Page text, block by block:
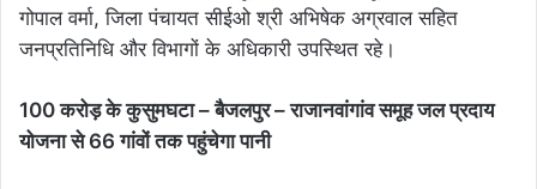
गोपाल वर्मा, जिला पंचायत सीईओ श्री अभिषेक अग्रवाल सहित
जनप्रतिनिधि और विभागों के अधिकारी उपस्थित रहे।
100 करोड़ के कुसुमघटा – बैजलपुर – राजानवांगांव समूह जल प्रदाय
योजना से 66 गांवों तक पहुंचेगा पानी